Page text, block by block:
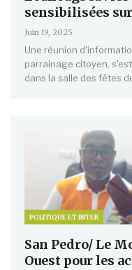
sensibilisées
Juin 19, 2025
Une réunion
parrainage citoyen,
dans la salle des fêtes
POLITIQUE ET INTER
San Pedro/ Le
Ouest pour les